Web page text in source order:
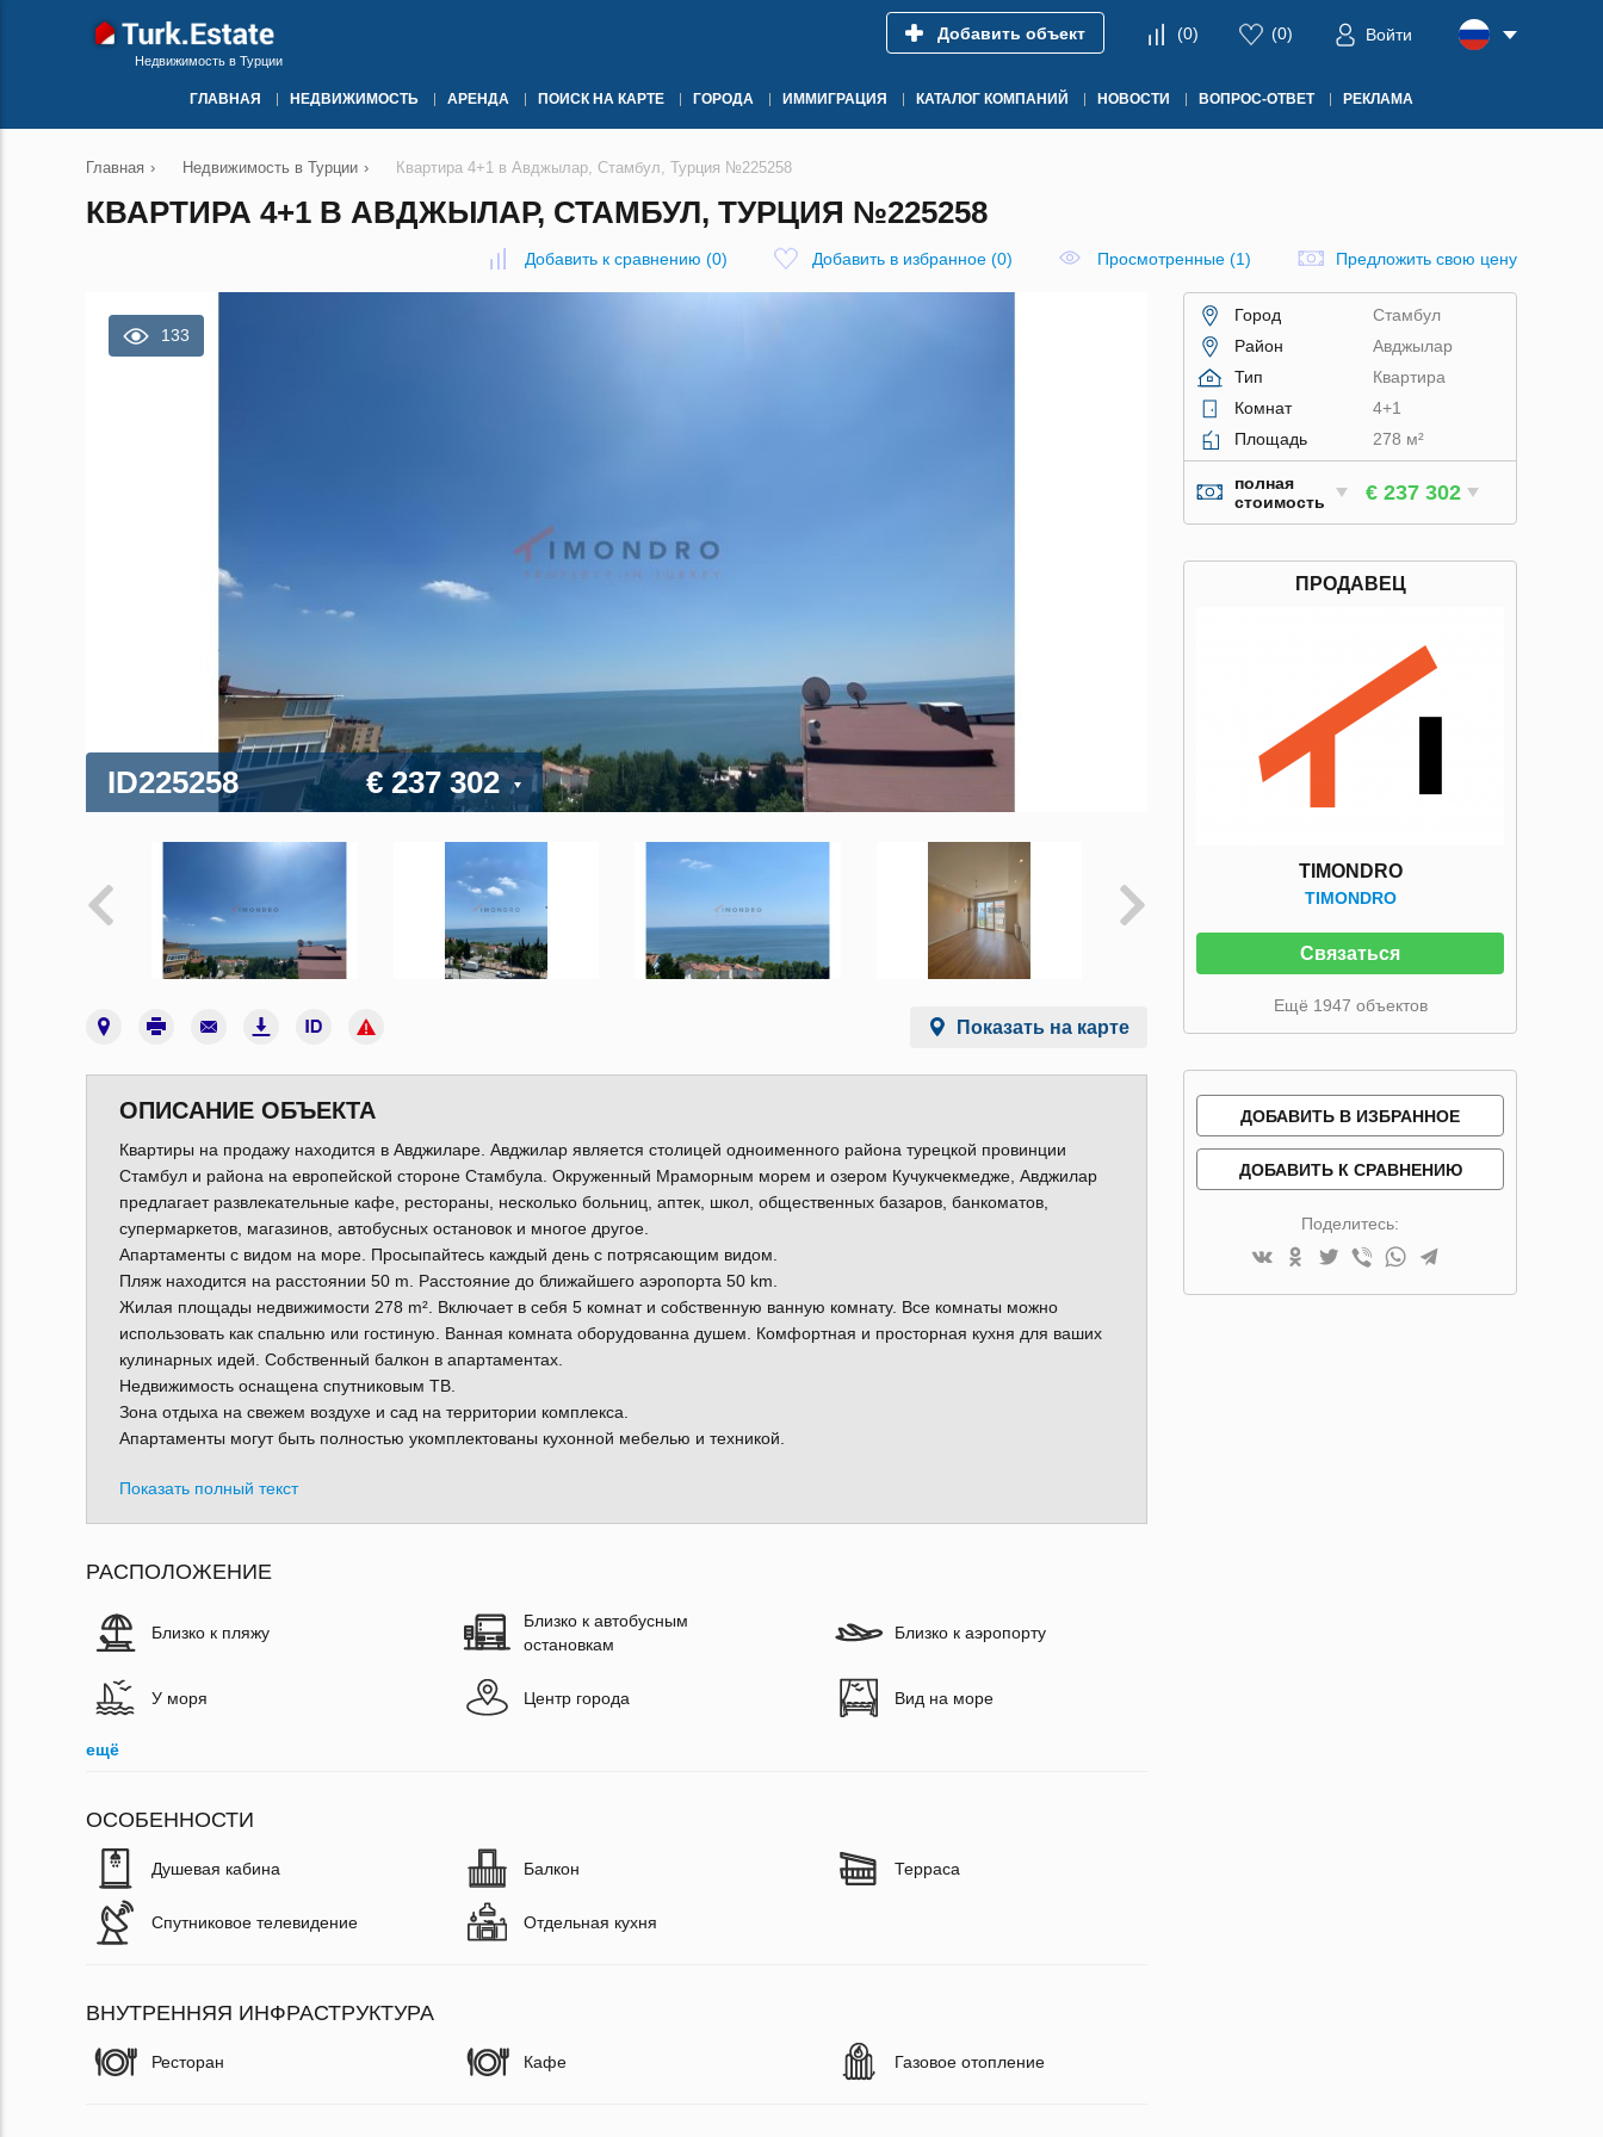
Недвижимость в Турции
Добавить объект (0) (0) Войти
ГЛАВНАЯ НЕДВИЖИМОСТЬ АРЕНДА ПОИСК НА КАРТЕ ГОРОДА ИММИГРАЦИЯ КАТАЛОГ КОМПАНИЙ НОВОСТИ ВОПРОС-ОТВЕТ РЕКЛАМА
Главная › Недвижимость в Турции › Квартира 4+1 в Авджылар, Стамбул, Турция №225258
КВАРТИРА 4+1 В АВДЖЫЛАР, СТАМБУЛ, ТУРЦИЯ №225258
Добавить к сравнению (0) Добавить в избранное (0) Просмотренные (1) Предложить свою цену
133
ID225258 € 237 302
Показать на карте
ОПИСАНИЕ ОБЪЕКТА
Квартиры на продажу находится в Авджиларе. Авджилар является столицей одноименного района турецкой провинции
Стамбул и района на европейской стороне Стамбула. Окруженный Мраморным морем и озером Кучукчекмедже, Авджилар
предлагает развлекательные кафе, рестораны, несколько больниц, аптек, школ, общественных базаров, банкоматов,
супермаркетов, магазинов, автобусных остановок и многое другое.
Апартаменты с видом на море. Просыпайтесь каждый день с потрясающим видом.
Пляж находится на расстоянии 50 m. Расстояние до ближайшего аэропорта 50 km.
Жилая площады недвижимости 278 m². Включает в себя 5 комнат и собственную ванную комнату. Все комнаты можно
использовать как спальню или гостиную. Ванная комната оборудованна душем. Комфортная и просторная кухня для ваших
кулинарных идей. Собственный балкон в апартаментах.
Недвижимость оснащена спутниковым ТВ.
Зона отдыха на свежем воздухе и сад на территории комплекса.
Апартаменты могут быть полностью укомплектованы кухонной мебелью и техникой.
Показать полный текст
РАСПОЛОЖЕНИЕ
Близко к пляжу
Близко к автобусным
остановкам
Близко к аэропорту
У моря Центр города Вид на море
ещё
ОСОБЕННОСТИ
Душевая кабина Балкон Терраса
Спутниковое телевидение Отдельная кухня
ВНУТРЕННЯЯ ИНФРАСТРУКТУРА
Ресторан Кафе Газовое отопление
Город
Стамбул
Район
Авджылар
Тип
Квартира
Комнат
4+1
Площадь
278 м²
полная
стоимость
€ 237 302
ПРОДАВЕЦ
TIMONDRO
TIMONDRO
Связаться
Ещё 1947 объектов
ДОБАВИТЬ В ИЗБРАННОЕ
ДОБАВИТЬ К СРАВНЕНИЮ
Поделитесь: